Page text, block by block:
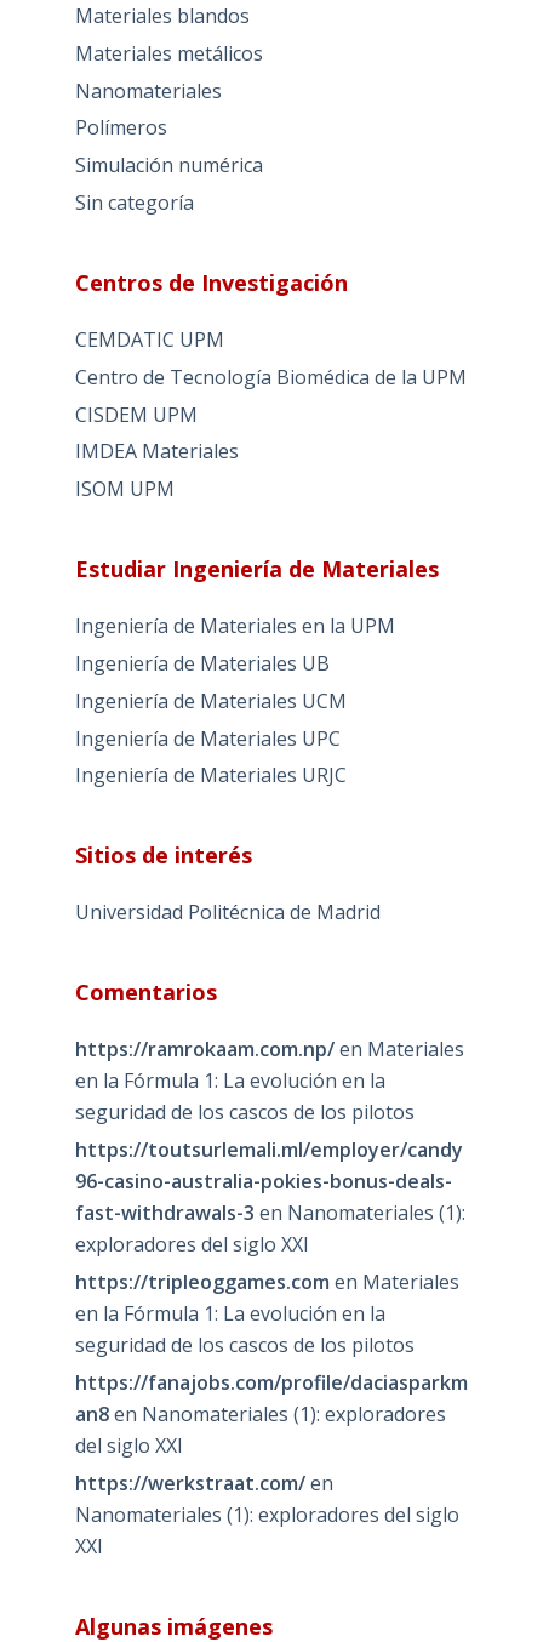
Materiales blandos
Materiales metálicos
Nanomateriales
Polímeros
Simulación numérica
Sin categoría
Centros de Investigación
CEMDATIC UPM
Centro de Tecnología Biomédica de la UPM
CISDEM UPM
IMDEA Materiales
ISOM UPM
Estudiar Ingeniería de Materiales
Ingeniería de Materiales en la UPM
Ingeniería de Materiales UB
Ingeniería de Materiales UCM
Ingeniería de Materiales UPC
Ingeniería de Materiales URJC
Sitios de interés
Universidad Politécnica de Madrid
Comentarios
https://ramrokaam.com.np/en Materiales
en la Fórmula 1: La evolución en la
seguridad de los cascos de los pilotos
https://toutsurlemali.ml/employer/candy
96-casino-australia-pokies-bonus-deals-
fast-withdrawals-3 en Nanomateriales (1):
exploradores del siglo XXI
https://tripleoggames.com en Materiales
en la Fórmula 1: La evolución en la
seguridad de los cascos de los pilotos
https://fanajobs.com/profile/daciasparkm
an8en Nanomateriales (1): exploradores
del siglo XXI
https://werkstraat.com/en
Nanomateriales (1): exploradores del siglo
XXI
Algunas imágenes